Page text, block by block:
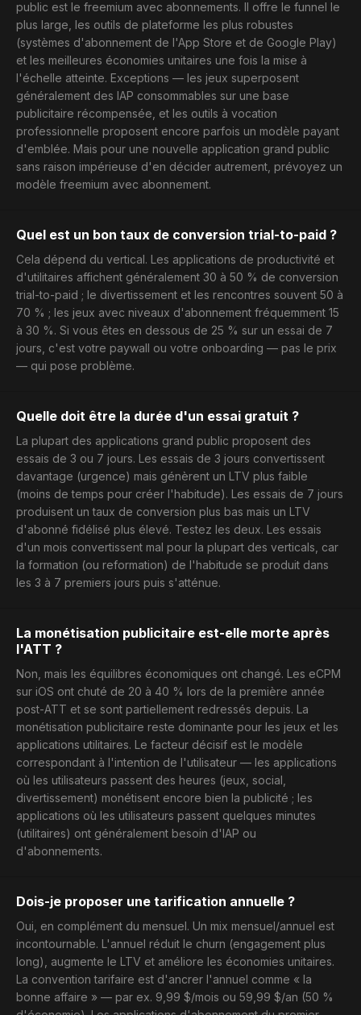
public est le freemium avec abonnements. Il offre le funnel le
plus large, les outils de plateforme les plus robustes
(systèmes d'abonnement de l'App Store et de Google Play)
et les meilleures économies unitaires une fois la mise à
l'échelle atteinte. Exceptions — les jeux superposent
généralement des IAP consommables sur une base
publicitaire récompensée, et les outils à vocation
professionnelle proposent encore parfois un modèle payant
d'emblée. Mais pour une nouvelle application grand public
sans raison impérieuse d'en décider autrement, prévoyez un
modèle freemium avec abonnement.
Quel est un bon taux de conversion trial-to-paid ?
Cela dépend du vertical. Les applications de productivité et
d'utilitaires affichent généralement 30 à 50 % de conversion
trial-to-paid ; le divertissement et les rencontres souvent 50 à
70 % ; les jeux avec niveaux d'abonnement fréquemment 15
à 30 %. Si vous êtes en dessous de 25 % sur un essai de 7
jours, c'est votre paywall ou votre onboarding — pas le prix
— qui pose problème.
Quelle doit être la durée d'un essai gratuit ?
La plupart des applications grand public proposent des
essais de 3 ou 7 jours. Les essais de 3 jours convertissent
davantage (urgence) mais génèrent un LTV plus faible
(moins de temps pour créer l'habitude). Les essais de 7 jours
produisent un taux de conversion plus bas mais un LTV
d'abonné fidélisé plus élevé. Testez les deux. Les essais
d'un mois convertissent mal pour la plupart des verticals, car
la formation (ou reformation) de l'habitude se produit dans
les 3 à 7 premiers jours puis s'atténue.
La monétisation publicitaire est-elle morte après
l'ATT ?
Non, mais les équilibres économiques ont changé. Les eCPM
sur iOS ont chuté de 20 à 40 % lors de la première année
post-ATT et se sont partiellement redressés depuis. La
monétisation publicitaire reste dominante pour les jeux et les
applications utilitaires. Le facteur décisif est le modèle
correspondant à l'intention de l'utilisateur — les applications
où les utilisateurs passent des heures (jeux, social,
divertissement) monétisent encore bien la publicité ; les
applications où les utilisateurs passent quelques minutes
(utilitaires) ont généralement besoin d'IAP ou
d'abonnements.
Dois-je proposer une tarification annuelle ?
Oui, en complément du mensuel. Un mix mensuel/annuel est
incontournable. L'annuel réduit le churn (engagement plus
long), augmente le LTV et améliore les économies unitaires.
La convention tarifaire est d'ancrer l'annuel comme « la
bonne affaire » — par ex. 9,99 $/mois ou 59,99 $/an (50 %